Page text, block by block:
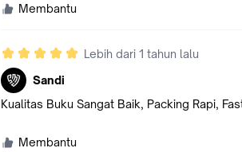
Membantu
Lebih dari 1 tahun lalu
Sandi
Kualitas Buku Sangat Baik, Packing Rapi,
Membantu